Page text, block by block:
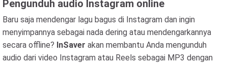
Pengunduh audio Instagram online
Baru saja mendengar lagu bagus di Instagram dan ingin
menyimpannya sebagai nada dering atau mendengarkannya
secara offline? InSaver akan membantu Anda mengunduh
audio dari video Instagram atau Reels sebagai MP3 dengan